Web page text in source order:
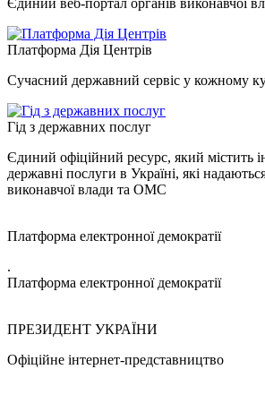
Єдиний веб-портал органів виконавчої
Платформа Дія Центрів
Сучасний державний сервіс у кожному
Гід з державних послуг
Єдиний офіційний ресурс, який містить
державні послуги в Україні, які
виконавчої влади та ОМС
Платформа електронної демократії
.
Платформа електронної демократії
ПРЕЗИДЕНТ УКРАЇНИ
Офіційне інтернет-представництво